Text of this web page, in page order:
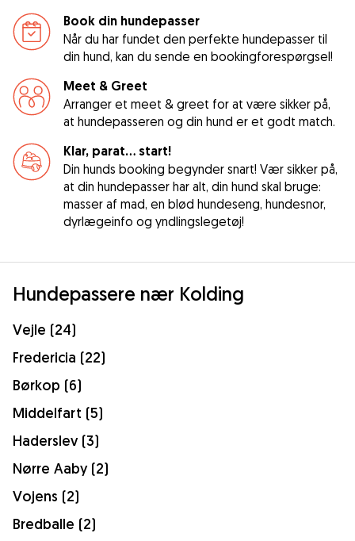
Book din hundepasser
Når du har fundet den perfekte hundepasser til
din hund, kan du sende en bookingforespørgsel!
Meet & Greet
Arranger et meet & greet for at være sikker på,
at hundepasseren og din hund er et godt match.
Klar, parat... start!
Din hunds booking begynder snart! Vær sikker på,
at din hundepasser har alt, din hund skal bruge:
masser af mad, en blød hundeseng, hundesnor,
dyrlægeinfo og yndlingslegetøj!
Hundepassere nær Kolding
Vejle (24)
Fredericia (22)
Børkop (6)
Middelfart (5)
Haderslev (3)
Nørre Aaby (2)
Vojens (2)
Bredballe (2)